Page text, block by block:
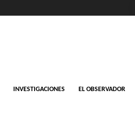
INVESTIGACIONES EL OBSERVADOR